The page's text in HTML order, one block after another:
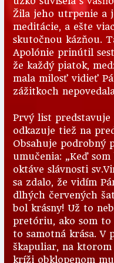
Žila jeho utrpenie a
meditácie, a ešte
skutočnou kázňou.
Apolónie prinútil
že každý piatok,
mala milosť vidieť
zážitkoch
Prvý list predstavuje
odkazuje tiež na
Obsahuje podrobný
umučenia: „Keď
oktáve slávnosti
sa zdalo, že vidím
dlhých červených
bol krásny! Už to
pretóriu, ako som to
to samotná krása. V
škapuliar, na
kríži obklopenom